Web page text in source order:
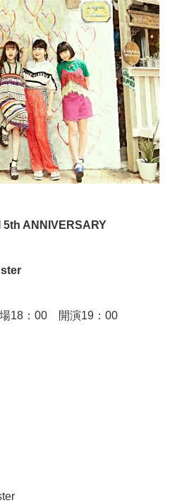
5th ANNIVERSARY
18：00 開演19：00